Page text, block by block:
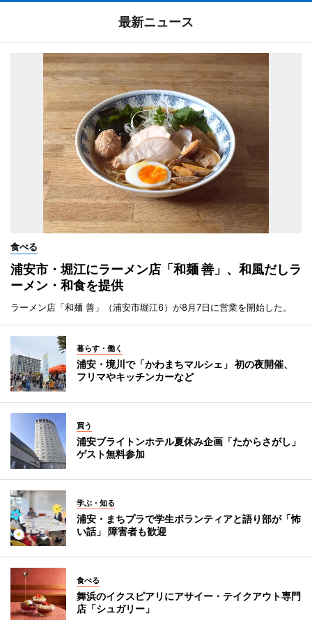
最新ニュース
食べる
浦安市・堀江にラーメン店「和麺 善」、和風だしラ
ーメン・和食を提供
ラーメン店「和麺 善」（浦安市堀江6）が8月7日に営業を開始した。
暮らす・働く
浦安・境川で「かわまちマルシェ」 初の夜開催、
フリマやキッチンカーなど
買う
浦安ブライトンホテル夏休み企画「たからさがし」
ゲスト無料参加
学ぶ・知る
浦安・まちプラで学生ボランティアと語り部が「怖
い話」 障害者も歓迎
食べる
舞浜のイクスピアリにアサイー・テイクアウト専門
店「シュガリー」